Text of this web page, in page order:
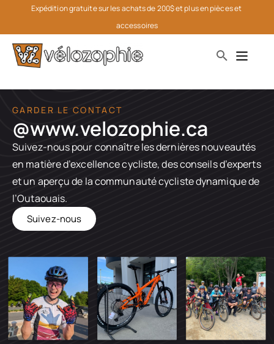
Expédition gratuite sur les achats de 200$ et plus en pièces et
accessoires
GARDER LE CONTACT
@www.velozophie.ca​
Suivez-nous pour connaître les dernières nouveautés
en matière d’excellence cycliste, des conseils d’experts
et un aperçu de la communauté cycliste dynamique de
l’Outaouais.
Suivez-nous